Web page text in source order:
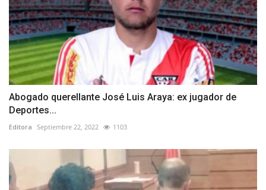
Abogado querellante José Luis Araya: ex jugador de
Deportes...
Editora Septiembre 22, 2022 1103